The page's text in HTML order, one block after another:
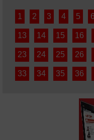
1 2 3 4 5 6
13 14 15 16
23 24 25 26
33 34 35 36